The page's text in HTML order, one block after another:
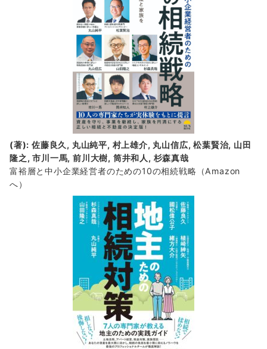
(著): 佐藤良久, 丸山純平, 村上雄介, 丸山信広, 松葉賢治, 山田
隆之, 市川一馬, 前川大樹, 筒井和人, 杉森真哉
富裕層と中小企業経営者のための10の相続戦略 （Amazon
へ）